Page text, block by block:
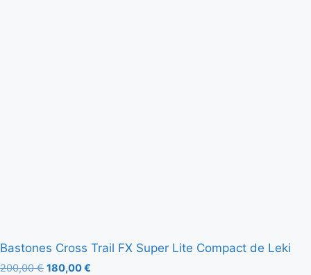
Bastones Cross Trail FX Super Lite Compact de Leki
200,00€ 180,00€